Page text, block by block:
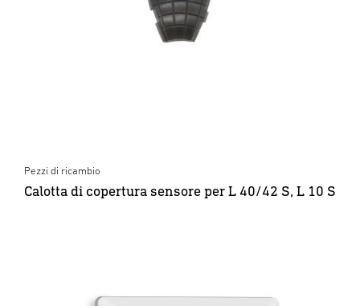
Pezzi di ricambio
Calotta di copertura sensore per L 40/42 S, L 10 S